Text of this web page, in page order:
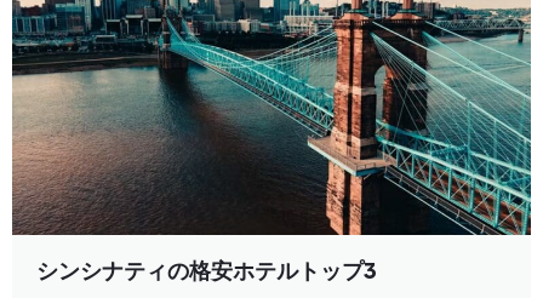
シンシナティの格安ホテルトップ3